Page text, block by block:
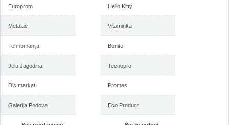
Europrom
Metalac
Tehnomanija
Jela Jagodina
Dis market
Galerija Podova
Hello Kitty
Vitaminka
Bonito
Tecnopro
Promes
Eco Product